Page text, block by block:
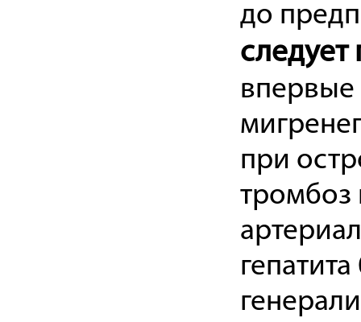
до
следует
при